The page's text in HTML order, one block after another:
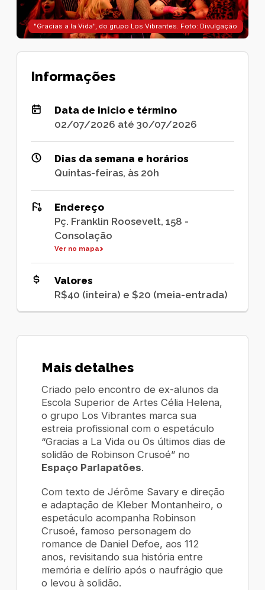
"Gracias a la Vida", do grupo Los Vibrantes. Foto: Divulgação
Informações
Data de inicio e término
02/07/2026 até 30/07/2026
Dias da semana e horários
Quintas-feiras, às 20h
Endereço
Pç. Franklin Roosevelt, 158 -
Consolação
Ver no mapa
Valores
R$40 (inteira) e $20 (meia-entrada)
Mais detalhes
Criado pelo encontro de ex-alunos da
Escola Superior de Artes Célia Helena,
o grupo Los Vibrantes marca sua
estreia profissional com o espetáculo
“Gracias a La Vida ou Os últimos dias de
solidão de Robinson Crusoé” no
Espaço Parlapatões.
Com texto de Jérôme Savary e direção
e adaptação de Kleber Montanheiro, o
espetáculo acompanha Robinson
Crusoé, famoso personagem do
romance de Daniel Defoe, aos 112
anos, revisitando sua história entre
memória e delírio após o naufrágio que
o levou à solidão.